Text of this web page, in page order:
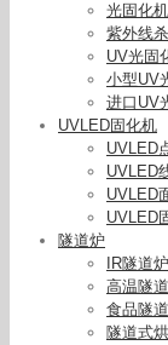
光固化机
紫外线
UV光固
小型UV
进口UV
UVLED固化机
UVLED
UVLED
UVLED
UVLED
隧道炉
IR隧道炉
高温隧
食品隧
隧道式